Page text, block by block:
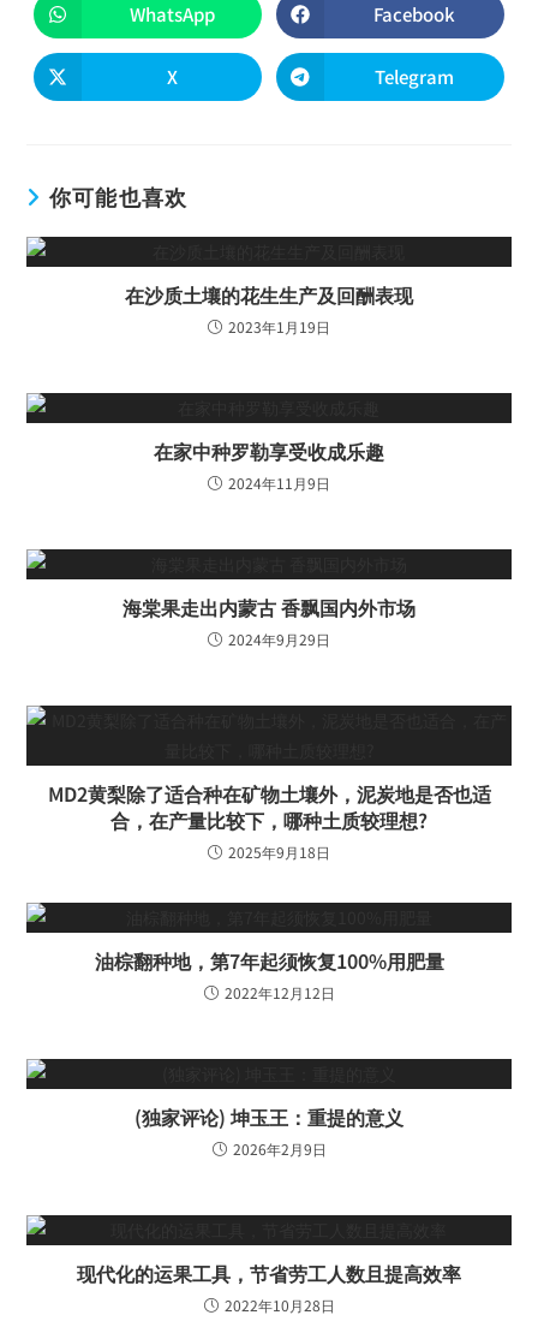
WhatsApp Facebook
X Telegram
你可能也喜欢
在沙质土壤的花生生产及回酬表现
2023年1月19日
在家中种罗勒享受收成乐趣
2024年11月9日
海棠果走出内蒙古 香飘国内外市场
2024年9月29日
MD2黄梨除了适合种在矿物土壤外，泥炭地是否也适
合，在产量比较下，哪种土质较理想?
2025年9月18日
油棕翻种地，第7年起须恢复100%用肥量
2022年12月12日
(独家评论) 坤玉王：重提的意义
2026年2月9日
现代化的运果工具，节省劳工人数且提高效率
2022年10月28日